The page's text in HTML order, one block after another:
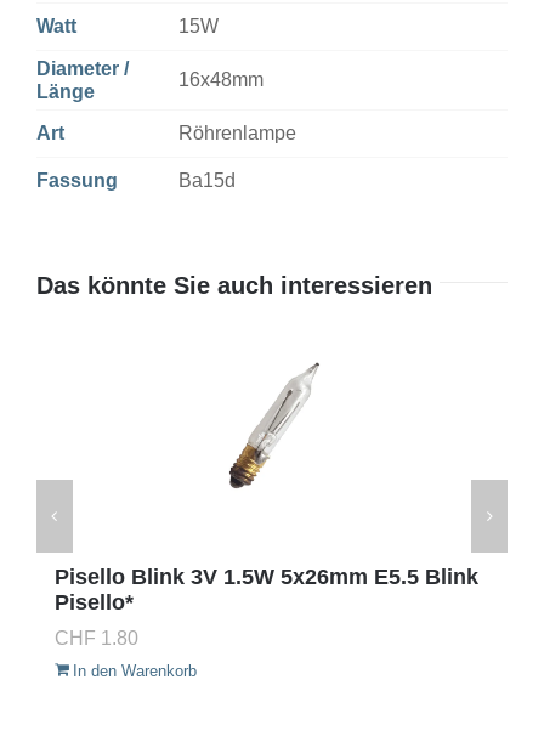
Watt 15W
Diameter /
Länge
16x48mm
Art Röhrenlampe
Fassung Ba15d
Das könnte Sie auch interessieren
Pisello Blink 3V 1.5W 5x26mm E5.5 Blink
Pisello*
CHF 1.80
In den Warenkorb